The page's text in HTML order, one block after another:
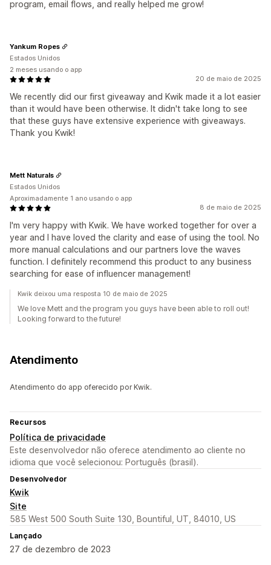
program, email flows, and really helped me grow!
20 de maio de 2025
We recently did our first giveaway and Kwik made it a lot easier
than it would have been otherwise. It didn't take long to see
that these guys have extensive experience with giveaways.
Thank you Kwik!
Yankum Ropes
Estados Unidos
2 meses usando o app
8 de maio de 2025
I'm very happy with Kwik. We have worked together for over a
year and I have loved the clarity and ease of using the tool. No
more manual calculations and our partners love the waves
function. I definitely recommend this product to any business
searching for ease of influencer management!
Mett Naturals
Estados Unidos
Aproximadamente 1 ano usando o app
Kwik deixou uma resposta 10 de maio de 2025
We love Mett and the program you guys have been able to roll out!
Looking forward to the future!
Atendimento
Atendimento do app oferecido por Kwik.
Recursos
Política de privacidade
Este desenvolvedor não oferece atendimento ao cliente no
idioma que você selecionou: Português (brasil).
Desenvolvedor
Kwik
Site
585 West 500 South Suite 130, Bountiful, UT, 84010, US
Lançado
27 de dezembro de 2023